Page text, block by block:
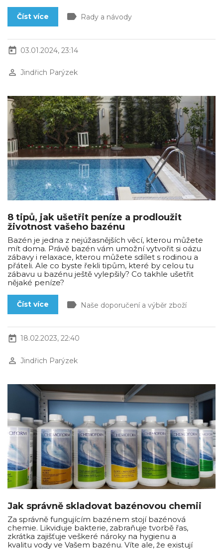
Číst více label Rady a návody
today 03.01.2024, 23:14
perm_identity Jindřich Parýzek
8 tipů, jak ušetřit peníze a prodloužit
životnost vašeho bazénu
Bazén je jedna z nejúžasnějších věcí, kterou můžete
mít doma. Právě bazén vám umožní vytvořit si oázu
zábavy i relaxace, kterou můžete sdílet s rodinou a
přáteli. Ale co byste řekli tipům, které by celou tu
zábavu u bazénu ještě vylepšily? Co takhle ušetřit
nějaké peníze?
Číst více label Naše doporučení a výběr zboží
today 18.02.2023, 22:40
perm_identity Jindřich Parýzek
Jak správně skladovat bazénovou chemii
Za správně fungujícím bazénem stojí bazénová
chemie. Likviduje bakterie, zabraňuje tvorbě řas,
zkrátka zajišťuje veškeré nároky na hygienu a
kvalitu vody ve Vašem bazénu. Víte ale, že existují